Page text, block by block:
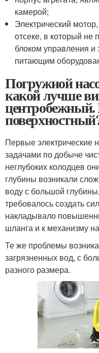
камерой;
Электрический
отсеке, в который не
блоком управления и
питающим
Погружной
какой лучше
Первые электрические
задачами по добыче
неглубоких колодцев
глубины возникали
воду с большой
требовалось создать
накладывало
шланга и к механизму
Те же проблемы
загрязненных вод, с
разного размера.